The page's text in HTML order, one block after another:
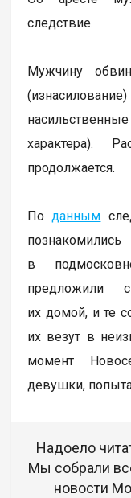
следствие.
Мужчину
характера).
продолжается.
Поданным
в
предложили
их домой, и те
их везут в
момент
девушки,
Надоело
Мы собрали
новости